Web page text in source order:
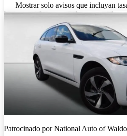
Mostrar solo avisos que incluyan
Patrocinado porNational Auto of